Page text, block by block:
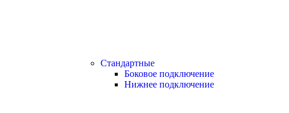
Стандартные
Боковое подключение
Нижнее подключение